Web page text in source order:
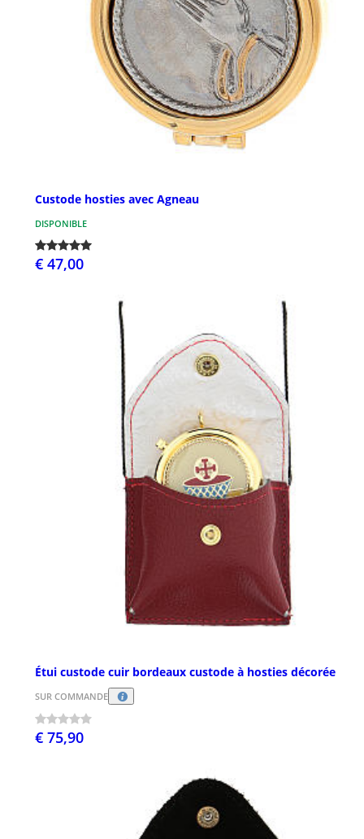
Custode hosties avec Agneau
DISPONIBLE
€ 47,00
Étui custode cuir bordeaux custode à hosties décorée
SUR COMMANDE
€ 75,90